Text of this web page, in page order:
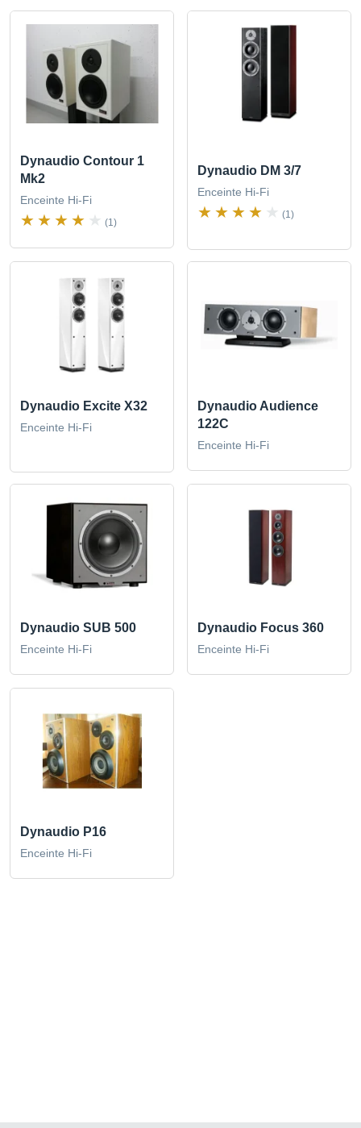
Dynaudio Contour 1
Mk2
Enceinte Hi-Fi
(1)
Dynaudio DM 3/7
Enceinte Hi-Fi
(1)
Dynaudio Excite X32
Enceinte Hi-Fi
Dynaudio Audience
122C
Enceinte Hi-Fi
Dynaudio SUB 500
Enceinte Hi-Fi
Dynaudio Focus 360
Enceinte Hi-Fi
Dynaudio P16
Enceinte Hi-Fi